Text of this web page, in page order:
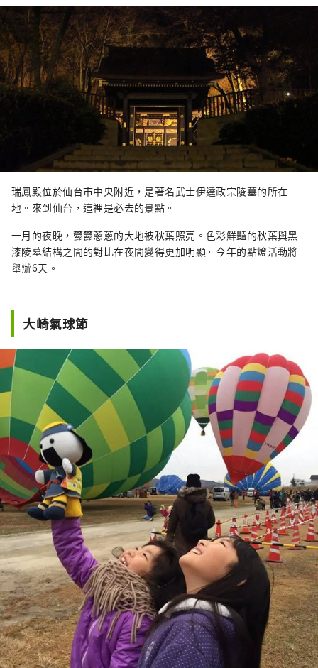
瑞鳳殿位於仙台市中央附近，是著名武士伊達政宗陵墓的所在
地。來到仙台，這裡是必去的景點。
一月的夜晚，鬱鬱蔥蔥的大地被秋葉照亮。色彩鮮豔的秋葉與黑
漆陵墓結構之間的對比在夜間變得更加明顯。今年的點燈活動將
舉辦6天。
大崎氣球節